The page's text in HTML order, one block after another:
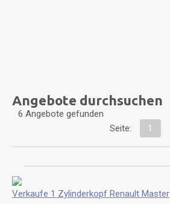
Angebote durchsuchen
6 Angebote gefunden
Seite:
1
Verkaufe 1 Zylinderkopf Renault Master